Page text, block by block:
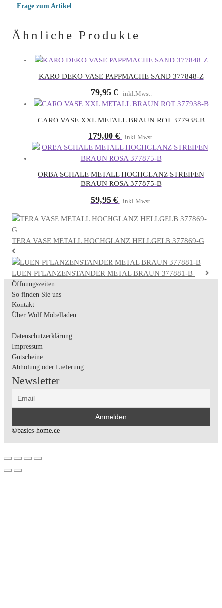
Frage zum Artikel
lasse
Feld
Dein Name (Pflichtfeld)
Deine E-Mail-Adresse (Pflichtfeld)
dieses
Betreff
dieses
Feld
Ähnliche Produkte
KARO DEKO VASE PAPPMACHE SAND 377848-Z
79,95 € inkl.Mwst.
CARO VASE XXL METALL BRAUN ROT 377938-B
179,00 € inkl.Mwst.
ORBA SCHALE METALL HOCHGLANZ STREIFEN
BRAUN ROSA 377875-B
59,95 € inkl.Mwst.
TERA VASE METALL HOCHGLANZ HELLGELB 377869-G
LUEN PFLANZENSTANDER METAL BRAUN 377881-B
Öffnungszeiten
So finden Sie uns
Kontakt
Über Wolf Möbelladen
Datenschutzerklärung
Impressum
Gutscheine
Abholung oder Lieferung
Newsletter
©basics-home.de